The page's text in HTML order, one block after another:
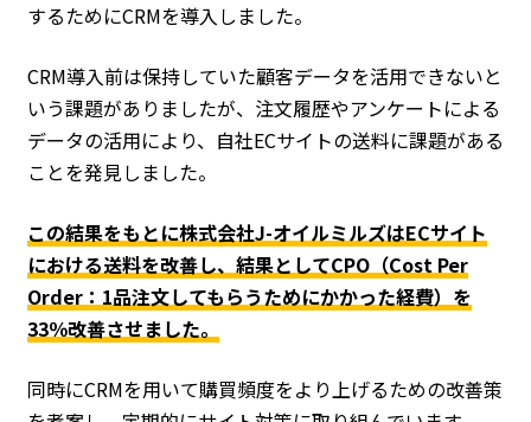
するためにCRMを導入しました。
CRM導入前は保持していた顧客データを活用できないと
いう課題がありましたが、注文履歴やアンケートによる
データの活用により、自社ECサイトの送料に課題がある
ことを発見しました。
この結果をもとに株式会社J-オイルミルズはECサイト
における送料を改善し、結果としてCPO（Cost Per
Order：1品注文してもらうためにかかった経費）を
33％改善させました。
同時にCRMを用いて購買頻度をより上げるための改善策